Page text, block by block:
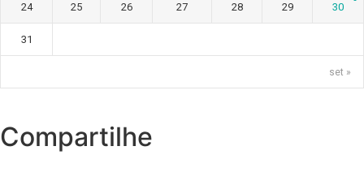
set »
24 25 26 27 28 29 30
31
Compartilhe